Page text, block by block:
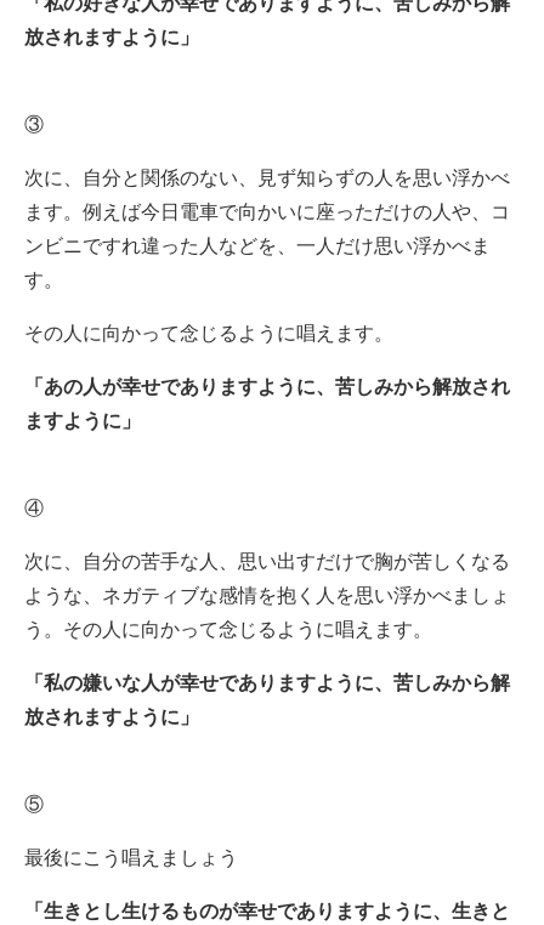
放されますように」
③
次に、自分と関係のない、見ず知らずの人を思い浮かべ
ます。例えば今日電車で向かいに座っただけの人や、コ
ンビニですれ違った人などを、一人だけ思い浮かべま
す。
その人に向かって念じるように唱えます。
「あの人が幸せでありますように、苦しみから解放され
ますように」
④
次に、自分の苦手な人、思い出すだけで胸が苦しくなる
ような、ネガティブな感情を抱く人を思い浮かべましょ
う。その人に向かって念じるように唱えます。
「私の嫌いな人が幸せでありますように、苦しみから解
放されますように」
⑤
最後にこう唱えましょう
「生きとし生けるものが幸せでありますように、生きと